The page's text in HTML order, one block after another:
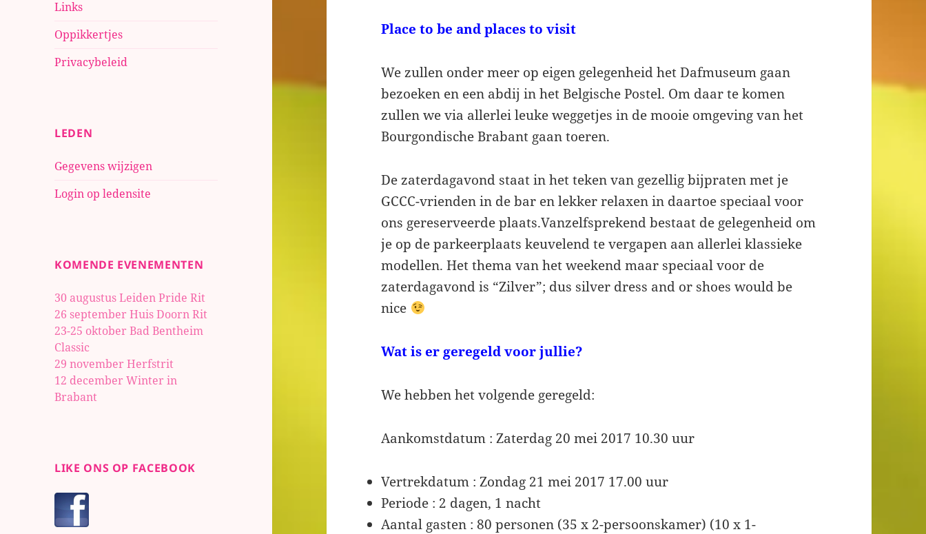
Links
Oppikkertjes
Privacybeleid
LEDEN
Gegevens wijzigen
Login op ledensite
KOMENDE EVENEMENTEN
30 augustus Leiden Pride Rit
26 september Huis Doorn Rit
23-25 oktoberBad Bentheim
Classic
29 november Herfstrit
12 december Winter in
Brabant
LIKE ONS OP FACEBOOK
Place to be and places to visit
We zullen onder meer op eigen gelegenheid het Dafmuseum gaan
bezoeken en een abdij in het Belgische Postel. Om daar te komen
zullen we via allerlei leuke weggetjes in de mooie omgeving van het
Bourgondische Brabant gaan toeren.
De zaterdagavond staat in het teken van gezellig bijpraten met je
GCCC-vrienden in de bar en lekker relaxen in daartoe speciaal voor
ons gereserveerde plaats.Vanzelfsprekend bestaat de gelegenheid om
je op de parkeerplaats keuvelend te vergapen aan allerlei klassieke
modellen. Het thema van het weekend maar speciaal voor de
zaterdagavond is “Zilver”; dus silver dress and or shoes would be
nice
Wat is er geregeld voor jullie?
We hebben het volgende geregeld:
Aankomstdatum : Zaterdag 20 mei 2017 10.30 uur
Vertrekdatum : Zondag 21 mei 2017 17.00 uur
Periode : 2 dagen, 1 nacht
Aantal gasten : 80 personen (35 x 2-persoonskamer) (10 x 1-